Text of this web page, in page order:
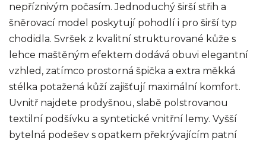
nepříznivým počasím. Jednoduchý širší střih a
šněrovací model poskytují pohodlí i pro širší typ
chodidla. Svršek z kvalitní strukturované kůže s
lehce maštěným efektem dodává obuvi elegantní
vzhled, zatímco prostorná špička a extra měkká
stélka potažená kůží zajišťují maximální komfort.
Uvnitř najdete prodyšnou, slabě polstrovanou
textilní podšívku a syntetické vnitřní lemy. Vyšší
bytelná podešev s opatkem překrývajícím patní